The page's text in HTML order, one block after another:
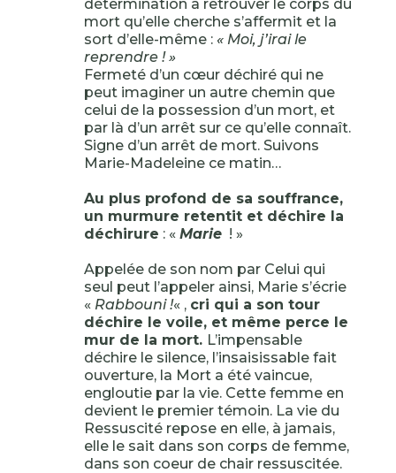
détermination à retrouver le corps du
mort qu’elle cherche s’affermit et la
sort d’elle-même : « Moi, j’irai le
reprendre ! »
Fermeté d’un cœur déchiré qui ne
peut imaginer un autre chemin que
celui de la possession d’un mort, et
par là d’un arrêt sur ce qu’elle connaît.
Signe d’un arrêt de mort. Suivons
Marie-Madeleine ce matin…
Au plus profond de sa souffrance,
un murmure retentit et déchire la
déchirure : « Marie ! »
Appelée de son nom par Celui qui
seul peut l’appeler ainsi, Marie s’écrie
« Rabbouni !« , cri qui a son tour
déchire le voile, et même perce le
mur de la mort. L’impensable
déchire le silence, l’insaisissable fait
ouverture, la Mort a été vaincue,
engloutie par la vie. Cette femme en
devient le premier témoin. La vie du
Ressuscité repose en elle, à jamais,
elle le sait dans son corps de femme,
dans son coeur de chair ressuscitée.